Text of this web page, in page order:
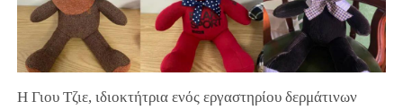
Η Γιου Τζιε, ιδιοκτήτρια ενός εργαστηρίου δερμάτινων